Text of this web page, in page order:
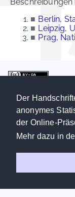
Der
anonymes
der Online-
Mehr dazu in
■ Berlin,
■ Leipzig,
■ Prag,